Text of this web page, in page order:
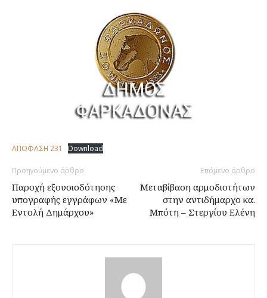
ΑΠΟΦΑΣΗ 231 Download
Προηγούμενο άρθρο
Παροχή εξουσιοδότησης
υπογραφής εγγράφων «Με
Εντολή Δημάρχου»
Επόμενο άρθρο
Μεταβίβαση αρμοδιοτήτων
στην αντιδήμαρχο κα.
Μπότη – Στεργίου Ελένη